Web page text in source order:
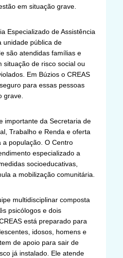
em situação grave.
Especializado de Assistência
unidade pública de
são atendidas famílias e
situação de risco social ou
Em Búzios o CREAS
para essas pessoas
grave.
importante da Secretaria de
Trabalho e Renda e oferta
a população. O Centro
especializado a
socioeducativas,
a mobilização comunitária.
multidisciplinar composta
psicólogos e dois
está preparado para
idosos, homens e
de apoio para sair de
já instalado. Ele atende